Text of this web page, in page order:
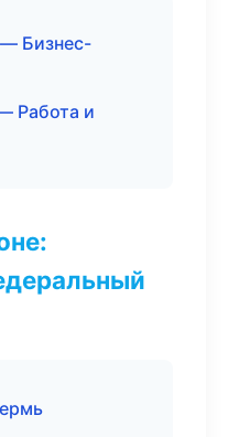
Бизнес-
Работа и